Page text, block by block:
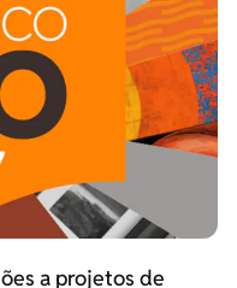
a projetos de